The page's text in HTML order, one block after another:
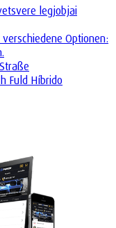
legjobjai
Optionen:
Fuld Híbrido